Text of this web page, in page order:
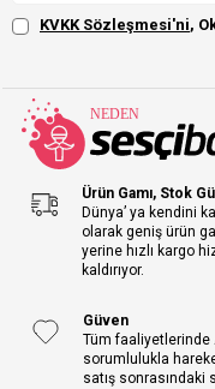
KVKK Sözleşmesi'ni,
Ürün Gamı, Stok
Dünya’ ya kendini
olarak geniş ürün
yerine hızlı kargo
kaldırıyor.
Güven
Tüm faaliyetlerinde
sorumlulukla
satış